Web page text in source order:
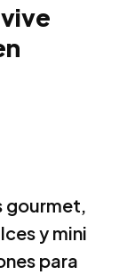
y mini
para